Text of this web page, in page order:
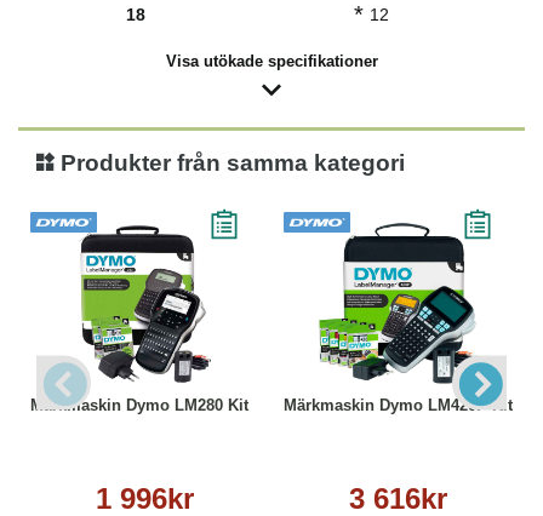
18 * 12
Visa utökade specifikationer
Produkter från samma kategori
Märkmaskin Dymo LM280 Kit
1 996kr
Märkmaskin Dymo LM420P Kit
3 616kr